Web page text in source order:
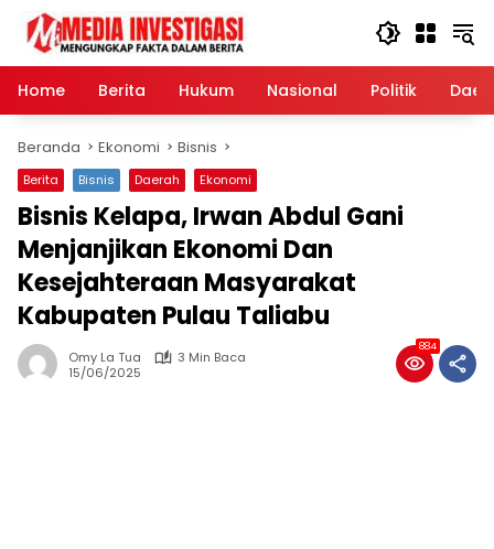
Langsung
konten
Home
Berita Hukum Nasional Politik
Beranda Ekonomi Bisnis
Berita Bisnis Daerah Ekonomi
Bisnis Kelapa, Irwan Abdul Gani
Menjanjikan Ekonomi Dan
Kesejahteraan Masyarakat
Kabupaten Pulau Taliabu
Omy La Tua
3 Min Baca
15/06/2025
884